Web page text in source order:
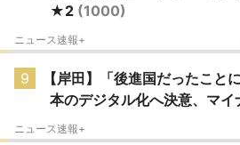
★2 (1000)
ニュース速報+
9
【岸田】「後進国だったこと
本のデジタル化へ決意、マイ
ニュース速報+